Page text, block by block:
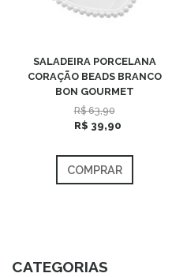
CATEGORIAS
SALADEIRA PORCELANA
CORAÇÃO BEADS BRANCO
BON GOURMET
R$ 63,90
R$ 39,90
COMPRAR